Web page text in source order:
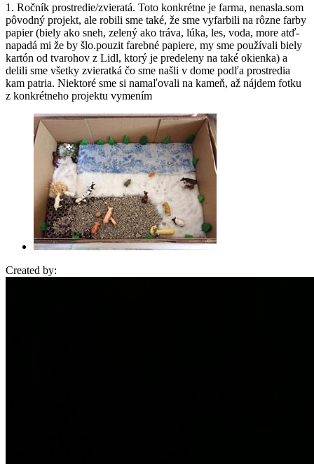
1. Ročník prostredie/zvieratá. Toto konkrétne je farma, nenasla.som
pôvodný projekt, ale robili sme také, že sme vyfarbili na rôzne farby
papier (biely ako sneh, zelený ako tráva, lúka, les, voda, more atď-
napadá mi že by šlo.pouzit farebné papiere, my sme používali biely
kartón od tvarohov z Lidl, ktorý je predeleny na také okienka) a
delili sme všetky zvieratká čo sme našli v dome podľa prostredia
kam patria. Niektoré sme si namaľovali na kameň, až nájdem fotku
z konkrétneho projektu vymením
Created by: